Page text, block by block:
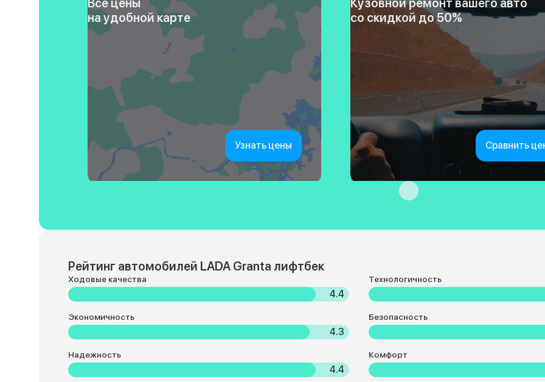
Все цены
на удобной карте
Узнать цены
Кузовной ремонт вашего авто
со скидкой до 50%
Сравнить
Рейтинг автомобилей LADA Granta лифтбек
Ходовые качества
4.4
Технологичность
Экономичность
4.3
Безопасность
Надежность
4.4
Комфорт